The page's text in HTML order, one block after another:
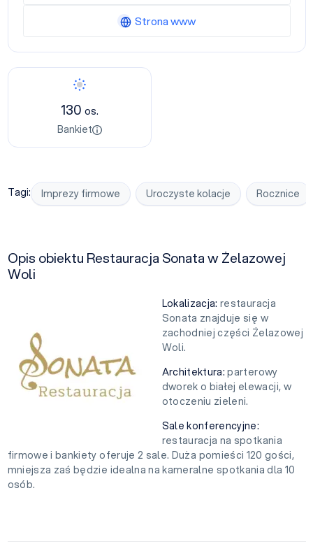
Bankiet
130 os.
Bankiet
Tagi: Imprezy firmowe Uroczyste kolacje Rocznice
Opis obiektu Restauracja Sonata w Żelazowej
Woli
Lokalizacja: restauracja
Sonata znajduje się w
zachodniej części Żelazowej
Woli.
Architektura:parterowy
dworek o białej elewacji, w
otoczeniu zieleni.
Sale konferencyjne:
restauracja na spotkania
firmowe i bankiety oferuje 2 sale. Duża pomieści 120 gości,
mniejsza zaś będzie idealna na kameralne spotkania dla 10
osób.
Strona www